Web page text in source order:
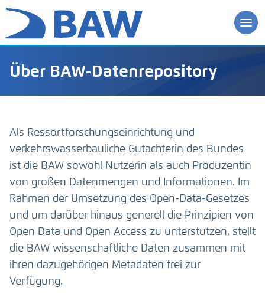
Über BAW-Datenrepository
Als Ressortforschungseinrichtung und
verkehrswasserbauliche Gutachterin des Bundes
ist die BAW sowohl Nutzerin als auch Produzentin
von großen Datenmengen und Informationen. Im
Rahmen der Umsetzung des Open-Data-Gesetzes
und um darüber hinaus generell die Prinzipien von
Open Data und Open Access zu unterstützen, stellt
die BAW wissenschaftliche Daten zusammen mit
ihren dazugehörigen Metadaten frei zur
Verfügung.